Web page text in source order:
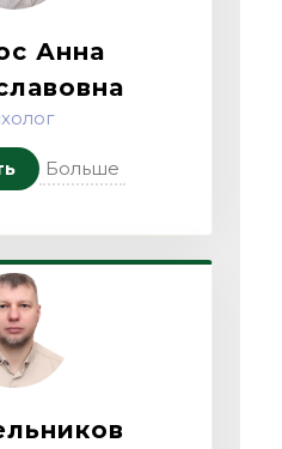
Анна
Больше